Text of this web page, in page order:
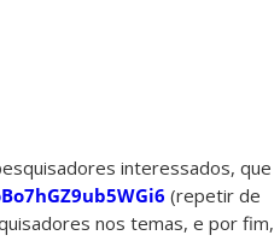
interessados, que
(repetir de
nos temas, e por fim,